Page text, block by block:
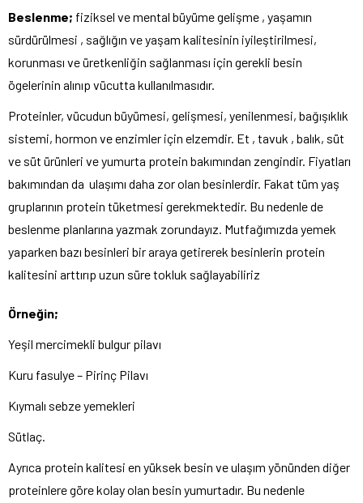
Beslenme; fiziksel ve mental büyüme gelişme , yaşamın
sürdürülmesi , sağlığın ve yaşam kalitesinin iyileştirilmesi,
korunması ve üretkenliğin sağlanması için gerekli besin
ögelerinin alınıp vücutta kullanılmasıdır.
Proteinler, vücudun büyümesi, gelişmesi, yenilenmesi, bağışıklık
sistemi, hormon ve enzimler için elzemdir. Et , tavuk , balık, süt
ve süt ürünleri ve yumurta protein bakımından zengindir. Fiyatları
bakımından da ulaşımı daha zor olan besinlerdir. Fakat tüm yaş
gruplarının protein tüketmesi gerekmektedir. Bu nedenle de
beslenme planlarına yazmak zorundayız. Mutfağımızda yemek
yaparken bazı besinleri bir araya getirerek besinlerin protein
kalitesini arttırıp uzun süre tokluk sağlayabiliriz
Örneğin;
Yeşil mercimekli bulgur pilavı
Kuru fasulye – Pirinç Pilavı
Kıymalı sebze yemekleri
Sütlaç.
Ayrıca protein kalitesi en yüksek besin ve ulaşım yönünden diğer
proteinlere göre kolay olan besin yumurtadır. Bu nedenle